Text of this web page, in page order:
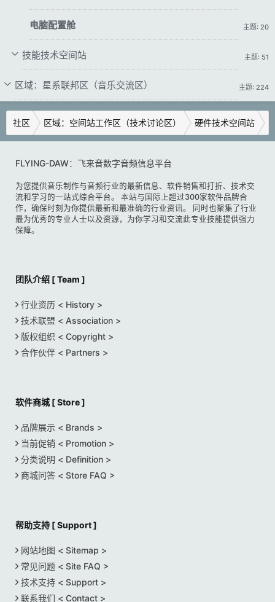
电脑配置舱 主题: 20
技能技术空间站 主题: 51
区域：星系联邦区（音乐交流区） 主题: 224
社区 区域：空间站工作区（技术讨论区） 硬件技术空间站
FLYING-DAW：飞来音数字音频信息平台
为您提供音乐制作与音频行业的最新信息、软件销售和打折、技术交
流和学习的一站式综合平台。 本站与国际上超过300家软件品牌合
作，确保时刻为你提供最新和最准确的行业资讯。 同时也聚集了行业
最为优秀的专业人士以及资源，为你学习和交流此专业技能提供强力
保障。
团队介绍 [ Team ]
行业资历 < History >
技术联盟 < Association >
版权组织 < Copyright >
合作伙伴 < Partners >
软件商城 [ Store ]
品牌展示 < Brands >
当前促销 < Promotion >
分类说明 < Definition >
商城问答 < Store FAQ >
帮助支持 [ Support ]
网站地图 < Sitemap >
常见问题 < Site FAQ >
技术支持 < Support >
联系我们 < Contact >